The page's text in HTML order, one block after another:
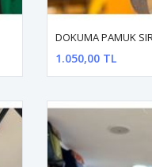
DOKUMA PAMUK
1.050,00 TL